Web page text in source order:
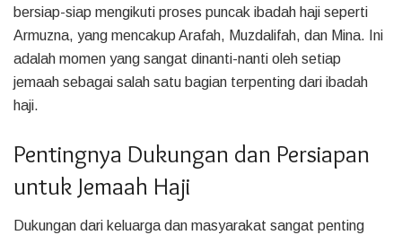
bersiap-siap mengikuti proses puncak ibadah haji seperti
Armuzna, yang mencakup Arafah, Muzdalifah, dan Mina. Ini
adalah momen yang sangat dinanti-nanti oleh setiap
jemaah sebagai salah satu bagian terpenting dari ibadah
haji.
Pentingnya Dukungan dan Persiapan
untuk Jemaah Haji
Dukungan dari keluarga dan masyarakat sangat penting